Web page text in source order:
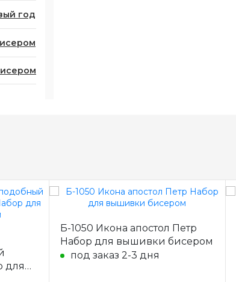
год
для
Б-1050 Икона апостол Петр
Набор для вышивки бисером
под заказ 2-3 дня